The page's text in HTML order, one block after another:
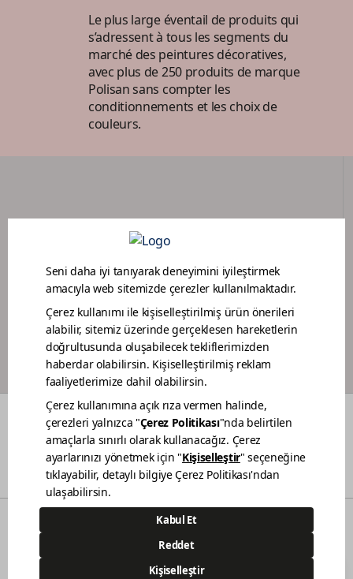
Le plus large éventail de produits qui
s’adressent à tous les segments du
marché des peintures décoratives,
avec plus de 250 produits de marque
Polisan sans compter les
conditionnements et les choix de
couleurs.
PORTAIL DES CONCESSIONNAIRES
PROGRAMME DE LOYAUTÉ POUR PEINTRES
COULEURS QUI SOMMES-NOUS MAINTENABILITÉ
NOS POINTS DE VENTE CONTACT
© 2021 Polisan Kansai Boya San. ve Tic. A.Ş. | Tous droits réservés
Demircilerosb Mah. Refik Baydur Cad. No:7/3
Dilovası Kocaeli
(0262) 679 6000